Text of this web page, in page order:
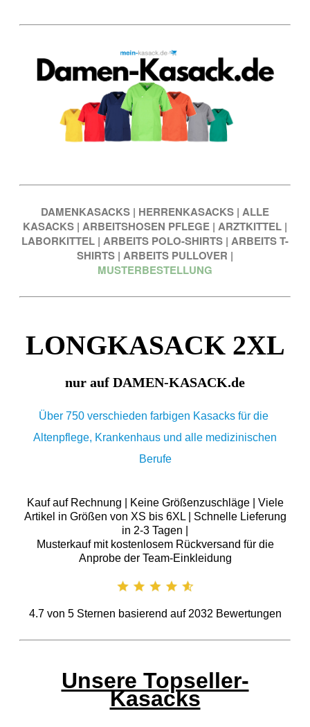
DAMENKASACKS | HERRENKASACKS | ALLE
KASACKS | ARBEITSHOSEN PFLEGE | ARZTKITTEL |
LABORKITTEL | ARBEITS POLO-SHIRTS | ARBEITS T-
SHIRTS | ARBEITS PULLOVER |
MUSTERBESTELLUNG
LONGKASACK 2XL
nur auf DAMEN-KASACK.de
Über 750 verschieden farbigen Kasacks für die
Altenpflege, Krankenhaus und alle medizinischen
Berufe
Kauf auf Rechnung | Keine Größenzuschläge | Viele
Artikel in Größen von XS bis 6XL | Schnelle Lieferung
in 2-3 Tagen |
Musterkauf mit kostenlosem Rückversand für die
Anprobe der Team-Einkleidung
4.7von 5Sternen basierend auf 2032 Bewertungen
Unsere Topseller-
Kasacks